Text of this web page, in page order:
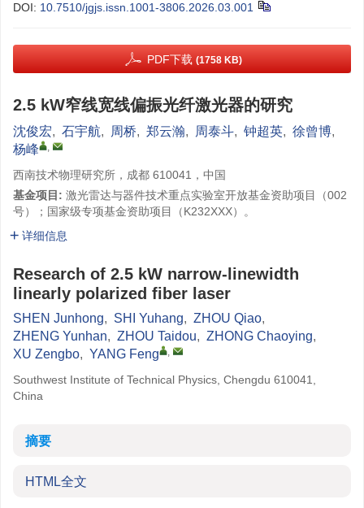
DOI: 10.7510/jgjs.issn.1001-3806.2026.03.001
PDF下载 (1758 KB)
2.5 kW窄线宽线偏振光纤激光器的研究
沈俊宏, 石宇航, 周桥, 郑云瀚, 周泰斗, 钟超英, 徐曾博,
杨峰
,
西南技术物理研究所，成都 610041，中国
基金项目: 激光雷达与器件技术重点实验室开放基金资助项目（002
号）；国家级专项基金资助项目（K232XXX）。
详细信息
Research of 2.5 kW narrow-linewidth
linearly polarized fiber laser
SHEN Junhong, SHI Yuhang, ZHOU Qiao,
​​ZHENG Yunhan, ZHOU Taidou, ZHONG Chaoying,
XU Zengbo, YANG Feng ,
Southwest Institute of Technical Physics, Chengdu 610041,
China
摘要
HTML全文